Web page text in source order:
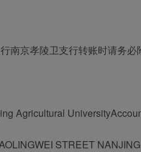
南京孝陵卫支行转账时请务必
Agricultural
STREET